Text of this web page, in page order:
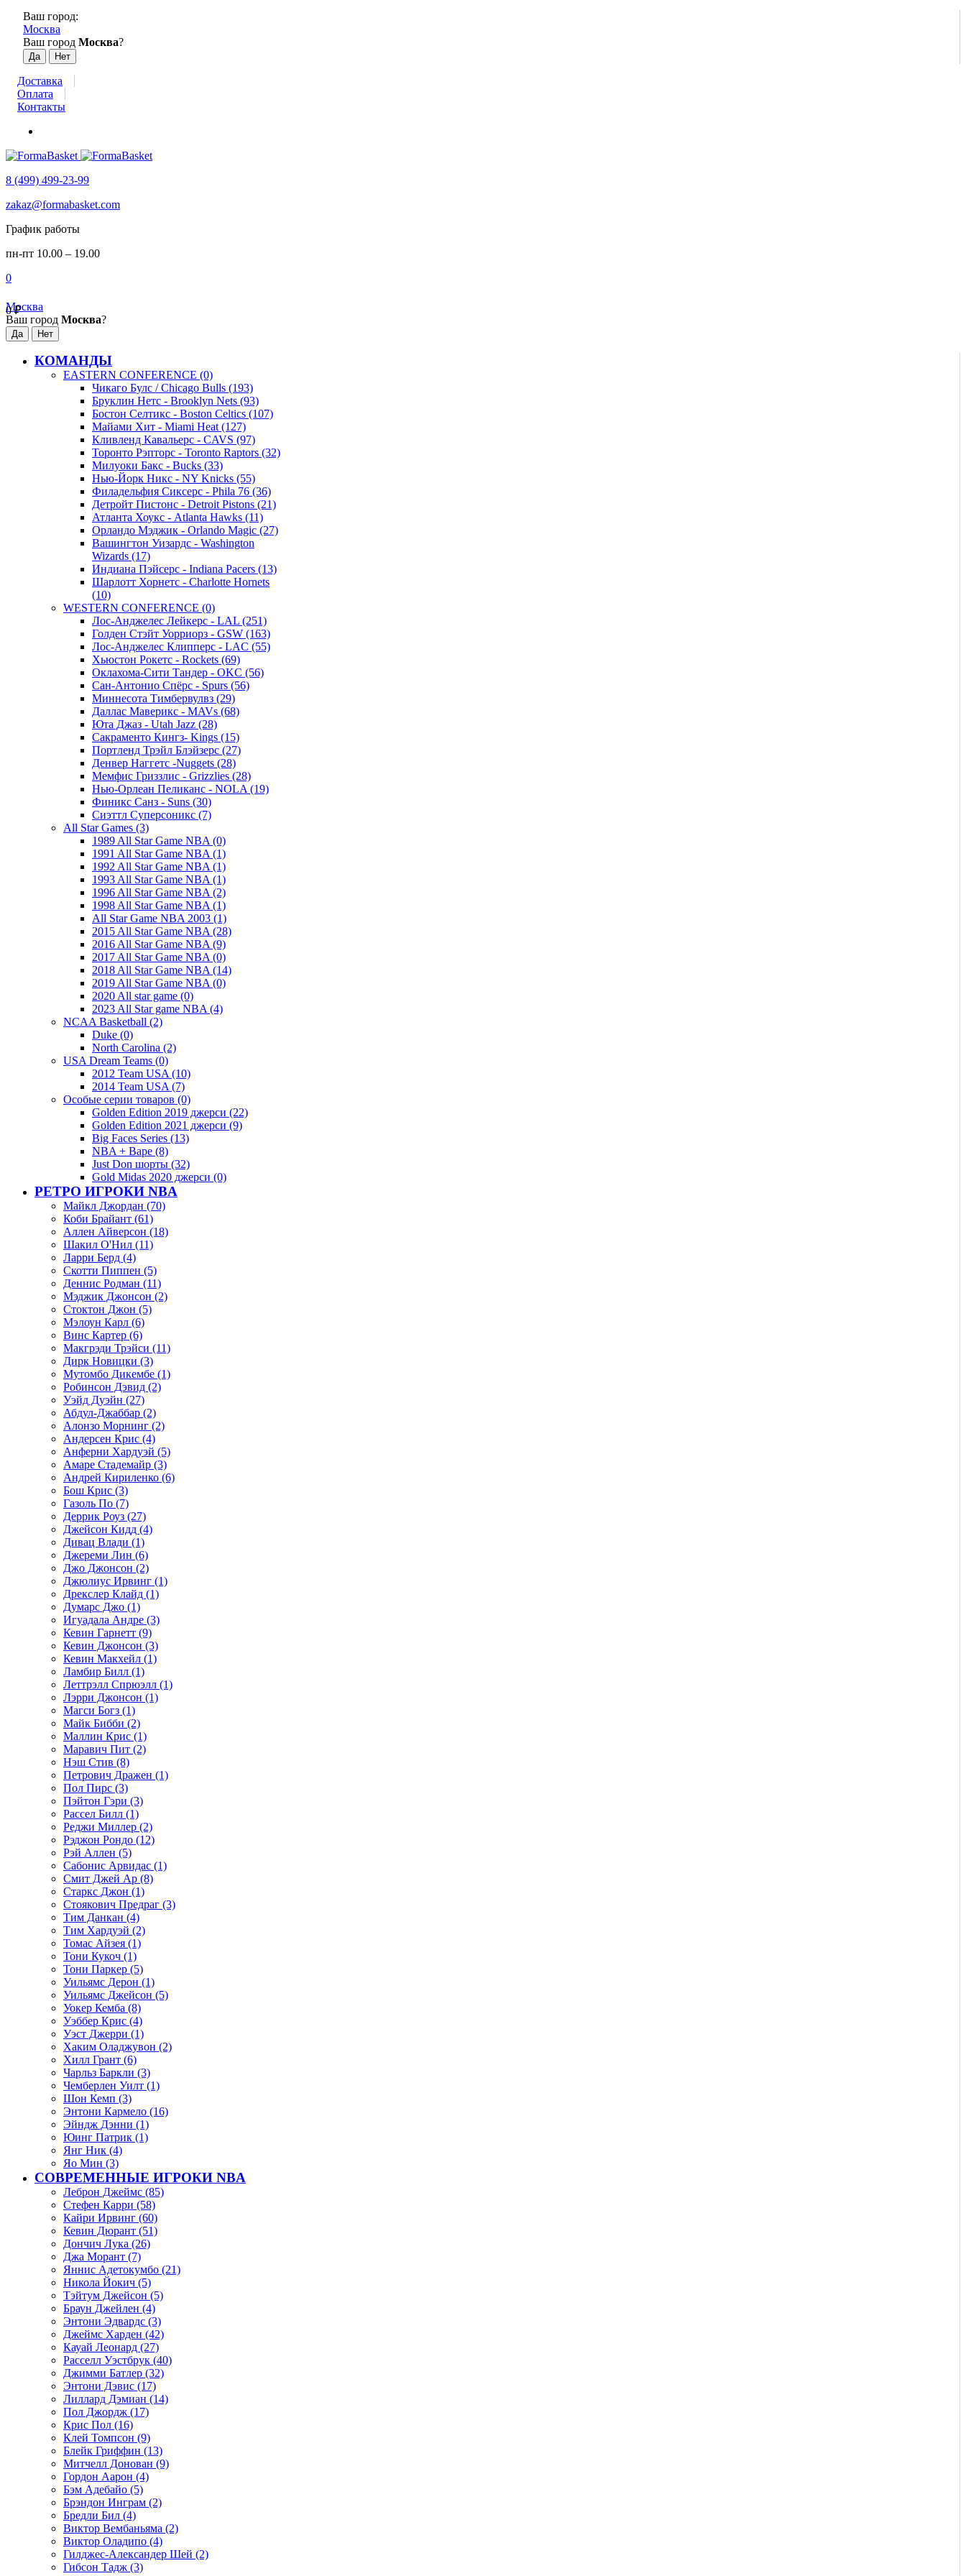
Ваш город:
Москва
Ваш город Москва?
Доставка
Оплата
Контакты
8 (499) 499-23-99
zakaz@formabasket.com
График работы
пн-пт 10.00 – 19.00
0
0₽
Москва
Ваш город Москва?
КОМАНДЫ
EASTERN CONFERENCE (0)
Чикаго Булс / Chicago Bulls (193)
Бруклин Нетс - Brooklyn Nets (93)
Бостон Селтикс - Boston Celtics (107)
Майами Хит - Miami Heat (127)
Кливленд Кавальерс - CAVS (97)
Торонто Рэпторс - Toronto Raptors (32)
Милуоки Бакс - Bucks (33)
Нью-Йорк Никс - NY Knicks (55)
Филадельфия Сиксерс - Phila 76 (36)
Детройт Пистонс - Detroit Pistons (21)
Атланта Хоукс - Atlanta Hawks (11)
Орландо Мэджик - Orlando Magic (27)
Вашингтон Уизардс - Washington
Wizards (17)
Индиана Пэйсерс - Indiana Pacers (13)
Шарлотт Хорнетс - Charlotte Hornets
(10)
WESTERN CONFERENCE (0)
Лос-Анджелес Лейкерс - LAL (251)
Голден Стэйт Уорриорз - GSW (163)
Лос-Анджелес Клипперс - LAC (55)
Хьюстон Рокетс - Rockets (69)
Оклахома-Сити Тандер - OKC (56)
Сан-Антонио Спёрс - Spurs (56)
Миннесота Тимбервулвз (29)
Даллас Маверикс - MAVs (68)
Юта Джаз - Utah Jazz (28)
Сакраменто Кингз- Kings (15)
Портленд Трэйл Блэйзерс (27)
Денвер Наггетс -Nuggets (28)
Мемфис Гриззлис - Grizzlies (28)
Нью-Орлеан Пеликанс - NOLA (19)
Финикс Санз - Suns (30)
Сиэттл Суперсоникс (7)
All Star Games (3)
1989 All Star Game NBA (0)
1991 All Star Game NBA (1)
1992 All Star Game NBA (1)
1993 All Star Game NBA (1)
1996 All Star Game NBA (2)
1998 All Star Game NBA (1)
All Star Game NBA 2003 (1)
2015 All Star Game NBA (28)
2016 All Star Game NBA (9)
2017 All Star Game NBA (0)
2018 All Star Game NBA (14)
2019 All Star Game NBA (0)
2020 All star game (0)
2023 All Star game NBA (4)
NCAA Basketball (2)
Duke (0)
North Carolina (2)
USA Dream Teams (0)
2012 Team USA (10)
2014 Team USA (7)
Особые серии товаров (0)
Golden Edition 2019 джерси (22)
Golden Edition 2021 джерси (9)
Big Faces Series (13)
NBA + Bape (8)
Just Don шорты (32)
Gold Midas 2020 джерси (0)
РЕТРО ИГРОКИ NBA
Майкл Джордан (70)
Коби Брайант (61)
Аллен Айверсон (18)
Шакил О'Нил (11)
Ларри Берд (4)
Скотти Пиппен (5)
Деннис Родман (11)
Мэджик Джонсон (2)
Стоктон Джон (5)
Мэлоун Карл (6)
Винс Картер (6)
Макгрэди Трэйси (11)
Дирк Новицки (3)
Мутомбо Дикембе (1)
Робинсон Дэвид (2)
Уэйд Дуэйн (27)
Абдул-Джаббар (2)
Алонзо Морнинг (2)
Андерсен Крис (4)
Анферни Xардуэй (5)
Амаре Стадемайр (3)
Андрей Кириленко (6)
Бош Крис (3)
Газоль По (7)
Деррик Роуз (27)
Джейсон Кидд (4)
Дивац Влади (1)
Джереми Лин (6)
Джо Джонсон (2)
Джюлиус Ирвинг (1)
Дрекслер Клайд (1)
Думарс Джо (1)
Игуадала Андре (3)
Кевин Гарнетт (9)
Кевин Джонсон (3)
Кевин Макхейл (1)
Ламбир Билл (1)
Леттрэлл Спрюэлл (1)
Лэрри Джонсон (1)
Магси Богз (1)
Майк Бибби (2)
Маллин Крис (1)
Маравич Пит (2)
Нэш Стив (8)
Петрович Дражен (1)
Пол Пирс (3)
Пэйтон Гэри (3)
Рассел Билл (1)
Реджи Миллер (2)
Рэджон Рондо (12)
Рэй Аллен (5)
Сабонис Арвидас (1)
Смит Джей Ар (8)
Старкс Джон (1)
Стоякович Предраг (3)
Тим Данкан (4)
Тим Хардуэй (2)
Томас Айзея (1)
Тони Кукоч (1)
Тони Паркер (5)
Уильямс Дерон (1)
Уильямс Джейсон (5)
Уокер Кемба (8)
Уэббер Крис (4)
Уэст Джерри (1)
Хаким Оладжувон (2)
Хилл Грант (6)
Чарльз Баркли (3)
Чемберлен Уилт (1)
Шон Кемп (3)
Энтони Кармело (16)
Эйндж Дэнни (1)
Юинг Патрик (1)
Янг Ник (4)
Яо Мин (3)
СОВРЕМЕННЫЕ ИГРОКИ NBA
Леброн Джеймс (85)
Стефен Карри (58)
Кайри Ирвинг (60)
Кевин Дюрант (51)
Дончич Лука (26)
Джа Морант (7)
Яннис Адетокумбо (21)
Никола Йокич (5)
Тэйтум Джейсон (5)
Браун Джейлен (4)
Энтони Эдвардс (3)
Джеймс Харден (42)
Кауай Леонард (27)
Расселл Уэстбрук (40)
Джимми Батлер (32)
Энтони Дэвис (17)
Лиллард Дэмиан (14)
Пол Джордж (17)
Крис Пол (16)
Клей Томпсон (9)
Блейк Гриффин (13)
Митчелл Донован (9)
Гордон Аарон (4)
Бэм Адебайо (5)
Брэндон Инграм (2)
Бредли Бил (4)
Виктор Вембаньяма (2)
Виктор Оладипо (4)
Гилджес-Александер Шей (2)
Гибсон Тадж (3)